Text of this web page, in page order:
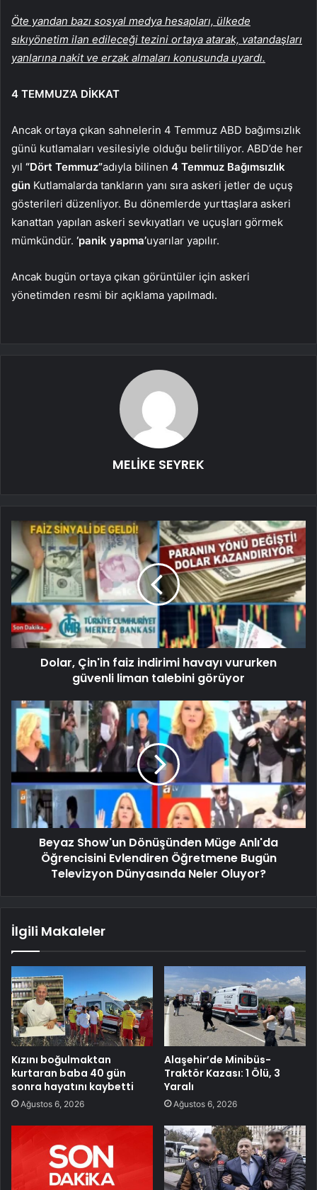
Öte yandan bazı sosyal medya hesapları, ülkede
sıkıyönetim ilan edileceği tezini ortaya atarak, vatandaşları
yanlarına nakit ve erzak almaları konusunda uyardı.
4 TEMMUZ’A DİKKAT
Ancak ortaya çıkan sahnelerin 4 Temmuz ABD bağımsızlık
günü kutlamaları vesilesiyle olduğu belirtiliyor. ABD’de her
yıl “Dört Temmuz”adıyla bilinen 4 Temmuz Bağımsızlık
gün Kutlamalarda tankların yanı sıra askeri jetler de uçuş
gösterileri düzenliyor. Bu dönemlerde yurttaşlara askeri
kanattan yapılan askeri sevkıyatları ve uçuşları görmek
mümkündür. ‘panik yapma’uyarılar yapılır.
Ancak bugün ortaya çıkan görüntüler için askeri
yönetimden resmi bir açıklama yapılmadı.
MELİKE SEYREK
Dolar, Çin'in faiz indirimi havayı vururken
güvenli liman talebini görüyor
Beyaz Show'un Dönüşünden Müge Anlı'da
Öğrencisini Evlendiren Öğretmene Bugün
Televizyon Dünyasında Neler Oluyor?
İlgili Makaleler
Kızını boğulmaktan
kurtaran baba 40 gün
sonra hayatını kaybetti
Ağustos 6, 2026
Alaşehir’de Minibüs-
Traktör Kazası: 1 Ölü, 3
Yaralı
Ağustos 6, 2026